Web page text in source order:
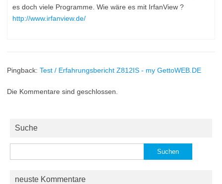
es doch viele Programme. Wie wäre es mit IrfanView ?
http://www.irfanview.de/
Pingback: Test / Erfahrungsbericht Z812IS - my GettoWEB.DE
Die Kommentare sind geschlossen.
Suche
nach:
neuste Kommentare